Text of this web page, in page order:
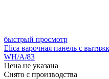
быстрый просмотр
Elica варочная панель с
WH/A/83
Цена не указана
Снято с производства